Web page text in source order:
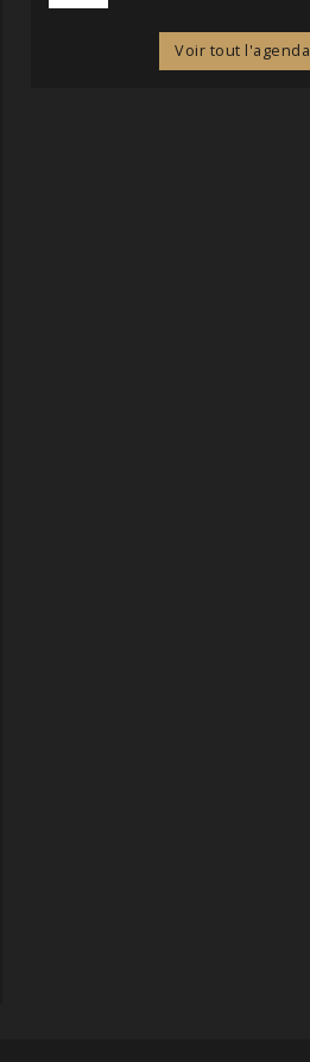
Voir tout l'agenda